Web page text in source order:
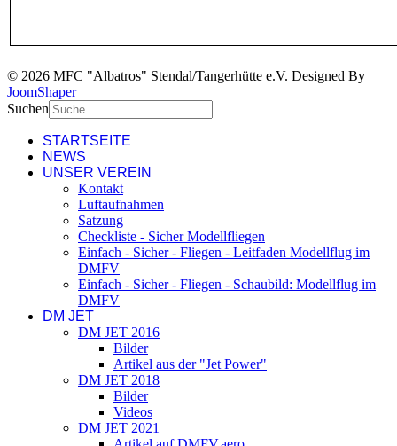
© 2026 MFC "Albatros" Stendal/Tangerhütte e.V. Designed By
JoomShaper
Suchen
STARTSEITE
NEWS
UNSER VEREIN
Kontakt
Luftaufnahmen
Satzung
Checkliste - Sicher Modellfliegen
Einfach - Sicher - Fliegen - Leitfaden Modellflug im
DMFV
Einfach - Sicher - Fliegen - Schaubild: Modellflug im
DMFV
DM JET
DM JET 2016
Bilder
Artikel aus der "Jet Power"
DM JET 2018
Bilder
Videos
DM JET 2021